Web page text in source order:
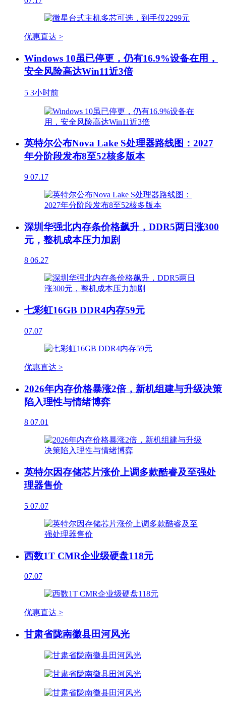
优惠直达 >
Windows 10虽已停更，仍有16.9%设备在用，
安全风险高达Win11近3倍
5 3小时前
英特尔公布Nova Lake S处理器路线图：2027
年分阶段发布8至52核多版本
9 07.17
深圳华强北内存条价格飙升，DDR5两日涨300
元，整机成本压力加剧
8 06.27
七彩虹16GB DDR4内存59元
07.07
优惠直达 >
2026年内存价格暴涨2倍，新机组建与升级决策
陷入理性与情绪博弈
8 07.01
英特尔因存储芯片涨价上调多款酷睿及至强处
理器售价
5 07.07
西数1T CMR企业级硬盘118元
07.07
优惠直达 >
甘肃省陇南徽县田河风光